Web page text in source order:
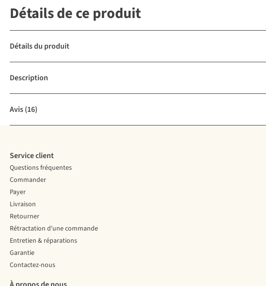
Détails de ce produit
Détails du produit
Description
Avis(16)
Service client
Questions fréquentes
Commander
Payer
Livraison
Retourner
Rétractation d'une commande
Entretien & réparations
Garantie
Contactez-nous